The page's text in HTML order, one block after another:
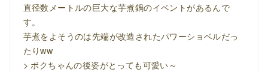
直径数メートルの巨大な芋煮鍋のイベントがあるんで
す。
芋煮をよそうのは先端が改造されたパワーショベルだっ
たりww
> ボクちゃんの後姿がとっても可愛い～